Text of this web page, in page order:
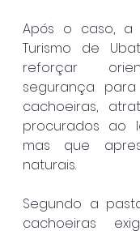
Após o caso, a
Turismo de
reforçar
segurança
cachoeiras,
procurados ao
mas que
naturais.
Segundo a
cachoeiras